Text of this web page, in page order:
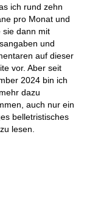
ich rund zehn
pro Monat und
sie dann mit
und
auf dieser
vor. Aber seit
2024 bin ich
dazu
auch nur ein
belletristisches
lesen.